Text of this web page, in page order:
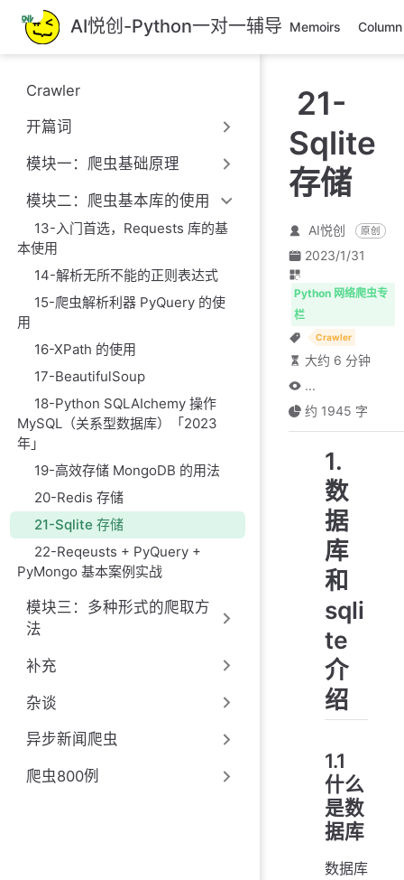
跳
至
主
內
容
AI悦创-Python一对一辅导 Memoirs Column
Crawler
开篇词
模块一：爬虫基础原理
模块二：爬虫基本库的使用
13-入门首选，Requests 库的基
本使用
14-解析无所不能的正则表达式
15-爬虫解析利器 PyQuery 的使
用
16-XPath 的使用
17-BeautifulSoup
18-Python SQLAIchemy 操作
MySQL（关系型数据库）「2023
年」
19-高效存储 MongoDB 的用法
20-Redis 存储
21-Sqlite 存储
22-Reqeusts + PyQuery +
PyMongo 基本案例实战
模块三：多种形式的爬取方
法
补充
杂谈
异步新闻爬虫
爬虫800例
21-
Sqlite
存储
AI悦创 原创
2023/1/31
Python 网络爬虫专
栏
Crawler
大约 6 分钟
...
约 1945 字
1.
数
据
库
和
sqli
te
介
绍
1.1
什么
是数
据库
数据库